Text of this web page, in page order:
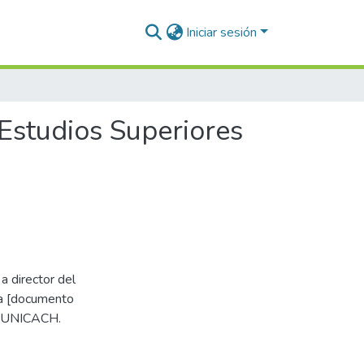
Iniciar sesión
Superiores
director del
[documento